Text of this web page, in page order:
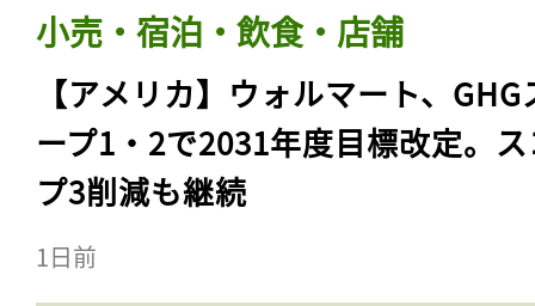
小売・宿泊・飲食・店舗
【アメリカ】ウォルマート、GHG
ープ1・2で2031年度目標改定。
プ3削減も継続
1日前